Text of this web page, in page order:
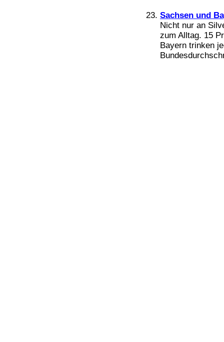
Sachsen und
Nicht nur an
zum Alltag. 15
Bayern trinken